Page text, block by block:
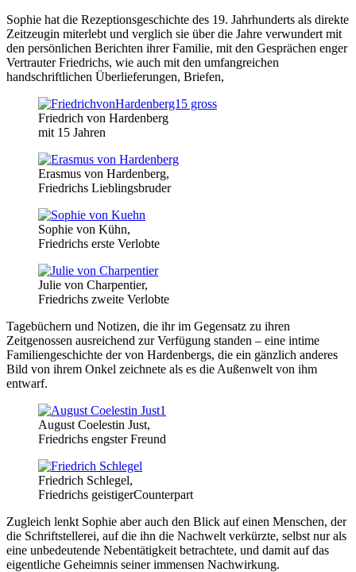
Sophie hat die Rezeptionsgeschichte des 19. Jahrhunderts als direkte
Zeitzeugin miterlebt und verglich sie über die Jahre verwundert mit
den persönlichen Berichten ihrer Familie, mit den Gesprächen enger
Vertrauter Friedrichs, wie auch mit den umfangreichen
handschriftlichen Überlieferungen, Briefen,
Friedrich von Hardenberg
mit 15 Jahren
Erasmus von Hardenberg,
Friedrichs Lieblingsbruder
Sophie von Kühn,
Friedrichs erste Verlobte
Julie von Charpentier,
Friedrichs zweite Verlobte
Tagebüchern und Notizen, die ihr im Gegensatz zu ihren
Zeitgenossen ausreichend zur Verfügung standen – eine intime
Familiengeschichte der von Hardenbergs, die ein gänzlich anderes
Bild von ihrem Onkel zeichnete als es die Außenwelt von ihm
entwarf.
August Coelestin Just,
Friedrichs engster Freund
Friedrich Schlegel,
Friedrichs geistigerCounterpart
Zugleich lenkt Sophie aber auch den Blick auf einen Menschen, der
die Schriftstellerei, auf die ihn die Nachwelt verkürzte, selbst nur als
eine unbedeutende Nebentätigkeit betrachtete, und damit auf das
eigentliche Geheimnis seiner immensen Nachwirkung.